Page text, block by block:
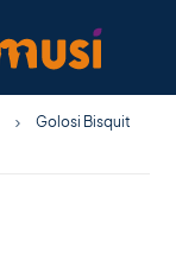
Golosi Bisquit